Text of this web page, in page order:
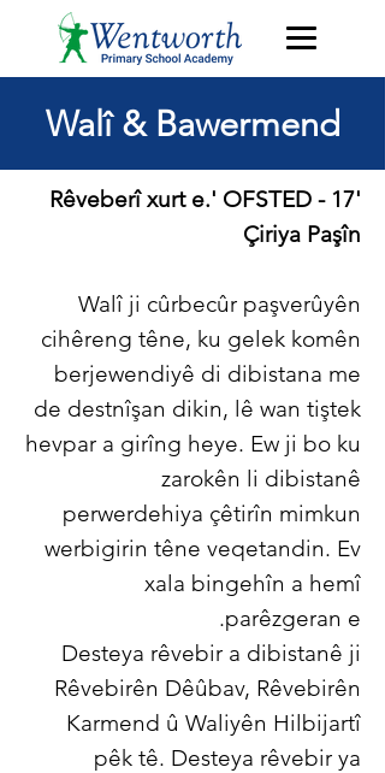
Walî & Bawermend
'Rêveberî xurt e.' OFSTED - 17
Çiriya Paşîn
Walî ji cûrbecûr paşverûyên
cihêreng têne, ku gelek komên
berjewendiyê di dibistana me
de destnîşan dikin, lê wan tiştek
hevpar a girîng heye. Ew ji bo ku
zarokên li dibistanê
perwerdehiya çêtirîn mimkun
werbigirin têne veqetandin. Ev
xala bingehîn a hemî
parêzgeran e.
Desteya rêvebir a dibistanê ji
Rêvebirên Dêûbav, Rêvebirên
Karmend û Waliyên Hilbijartî
pêk tê. Desteya rêvebir ya